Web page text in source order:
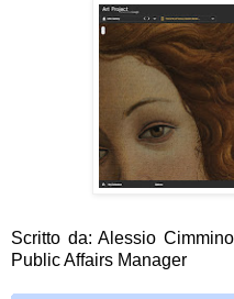
Scritto da: Alessio
Public Affairs Manager